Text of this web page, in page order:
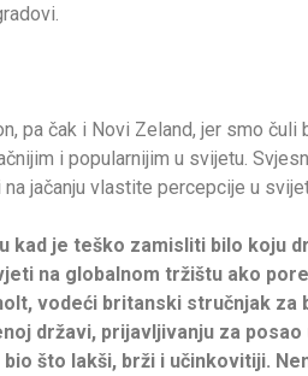
pa čak i Novi Zeland, jer smo
i popularnijim u svijetu.
jačanju vlastite percepcije u
kad je teško zamisliti bilo koju
na globalnom tržištu ako
vodeći britanski stručnjak
državi, prijavljivanju za
što lakši, brži i učinkovitiji.